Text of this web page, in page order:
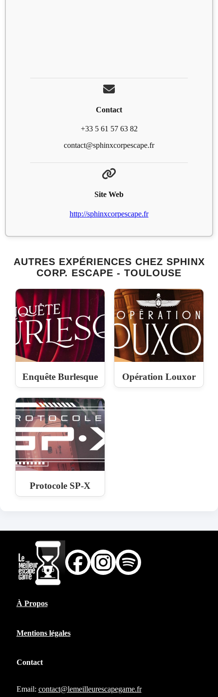
Contact
+33 5 61 57 63 82
contact@sphinxcorpescape.fr
Site Web
http://sphinxcorpescape.fr
AUTRES EXPÉRIENCES CHEZ SPHINX
CORP. ESCAPE - TOULOUSE
Enquête Burlesque Opération Louxor
Protocole SP-X
À Propos
Mentions légales
Contact
Email: contact@lemeilleurescapegame.fr